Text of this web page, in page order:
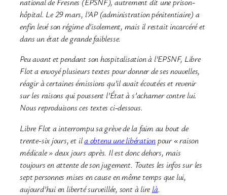
hôpital. Le 29 mars, l’AP (administration pénitentiaire) a
enfin levé son régime d’isolement, mais il restait incarcéré et
dans un état de grande faiblesse.
Peu avant et pendant son hospitalisation à l’EPSNF, Libre
Flot a envoyé plusieurs textes pour donner de ses nouvelles,
réagir à certaines émissions qu’il avait écoutées et revenir
sur les raisons qui poussent l’État à s’acharner contre lui.
Nous reproduisons ces textes ci-dessous.
Libre Flot a interrompu sa grève de la faim au bout de
trente-six jours, et ila obtenu une libérationpour « raison
médicale » deux jours après. Il est donc dehors, mais
toujours en attente de son jugement. Toutes les infos sur les
sept personnes mises en cause en même temps que lui,
aujourd’hui en liberté surveillée, sont à lirelà.